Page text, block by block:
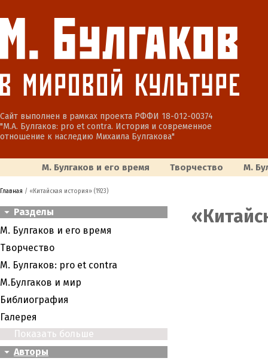
Сайт выполнен в рамках проекта РФФИ 18-012-00374
"М.А. Булгаков: pro et contra. История и современное
отношение к наследию Михаила Булгакова"
М. Булгаков и его время Творчество М.
Главная / «Китайская история» (1923)
Разделы
М. Булгаков и его время
Творчество
М. Булгаков: pro et contra
M.Булгаков и мир
Библиография
Галерея
Показать больше
Авторы